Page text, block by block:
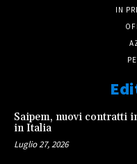
IN
Saipem, nuovi contratti
in Italia
Luglio 27, 2026